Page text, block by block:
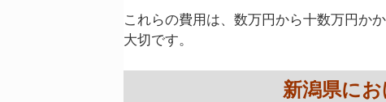
これらの費用は、数万円から十数万円か
大切です。
新潟県に